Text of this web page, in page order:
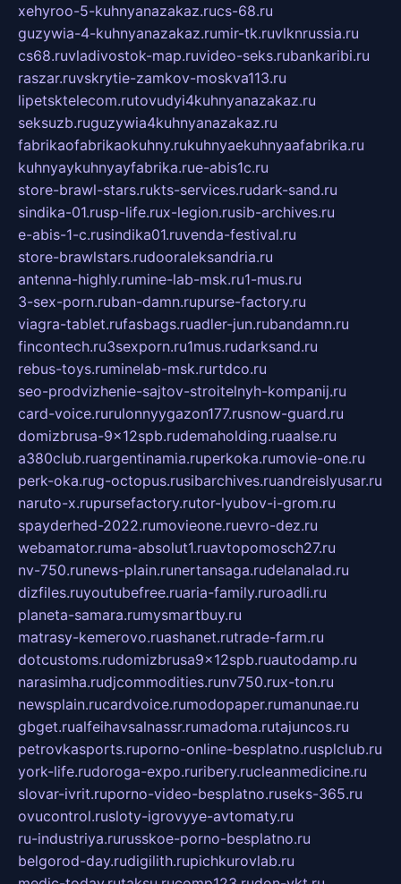
xehyroo-5-kuhnyanazakaz.rucs-68.ru
guzywia-4-kuhnyanazakaz.rumir-tk.ruvlknrussia.ru
cs68.ruvladivostok-map.ruvideo-seks.rubankaribi.ru
raszar.ruvskrytie-zamkov-moskva113.ru
lipetsktelecom.rutovudyi4kuhnyanazakaz.ru
seksuzb.ruguzywia4kuhnyanazakaz.ru
fabrikaofabrikaokuhny.rukuhnyaekuhnyaafabrika.ru
kuhnyaykuhnyayfabrika.rue-abis1c.ru
store-brawl-stars.rukts-services.rudark-sand.ru
sindika-01.rusp-life.rux-legion.rusib-archives.ru
e-abis-1-c.rusindika01.ruvenda-festival.ru
store-brawlstars.rudooraleksandria.ru
antenna-highly.rumine-lab-msk.ru1-mus.ru
3-sex-porn.ruban-damn.rupurse-factory.ru
viagra-tablet.rufasbags.ruadler-jun.rubandamn.ru
fincontech.ru3sexporn.ru1mus.rudarksand.ru
rebus-toys.ruminelab-msk.rurtdco.ru
seo-prodvizhenie-sajtov-stroitelnyh-kompanij.ru
card-voice.rurulonnyygazon177.rusnow-guard.ru
domizbrusa-9x12spb.rudemaholding.ruaalse.ru
a380club.ruargentinamia.ruperkoka.rumovie-one.ru
perk-oka.rug-octopus.rusibarchives.ruandreislyusar.ru
naruto-x.rupursefactory.rutor-lyubov-i-grom.ru
spayderhed-2022.rumovieone.ruevro-dez.ru
webamator.ruma-absolut1.ruavtopomosch27.ru
nv-750.runews-plain.runertansaga.rudelanalad.ru
dizfiles.ruyoutubefree.ruaria-family.ruroadli.ru
planeta-samara.rumysmartbuy.ru
matrasy-kemerovo.ruashanet.rutrade-farm.ru
dotcustoms.rudomizbrusa9x12spb.ruautodamp.ru
narasimha.rudjcommodities.runv750.rux-ton.ru
newsplain.rucardvoice.rumodopaper.rumanunae.ru
gbget.rualfeihavsalnassr.rumadoma.rutajuncos.ru
petrovkasports.ruporno-online-besplatno.rusplclub.ru
york-life.rudoroga-expo.ruribery.rucleanmedicine.ru
slovar-ivrit.ruporno-video-besplatno.ruseks-365.ru
ovucontrol.rusloty-igrovyye-avtomaty.ru
ru-industriya.rurusskoe-porno-besplatno.ru
belgorod-day.rudigilith.rupichkurovlab.ru